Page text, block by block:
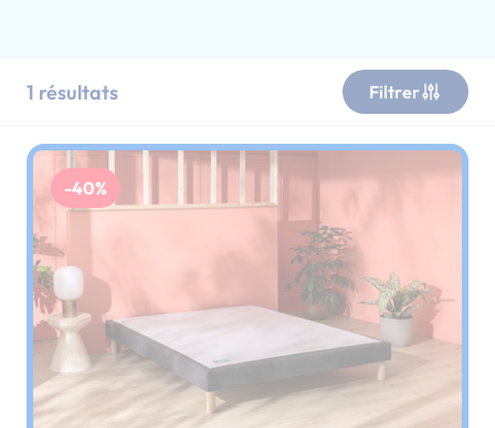
1 résultats Filtrer
-40%